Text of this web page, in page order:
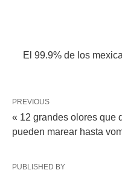
El 99.9% de los
PREVIOUS
« 12 grandes olores que
pueden marear hasta
PUBLISHED BY